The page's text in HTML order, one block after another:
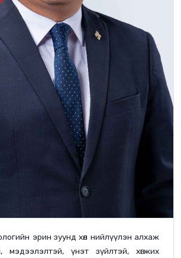
эрин зуунд хөл нийлүүлэн алхаж
мэдээлэлтэй, үнэт зүйлтэй, хөгжих